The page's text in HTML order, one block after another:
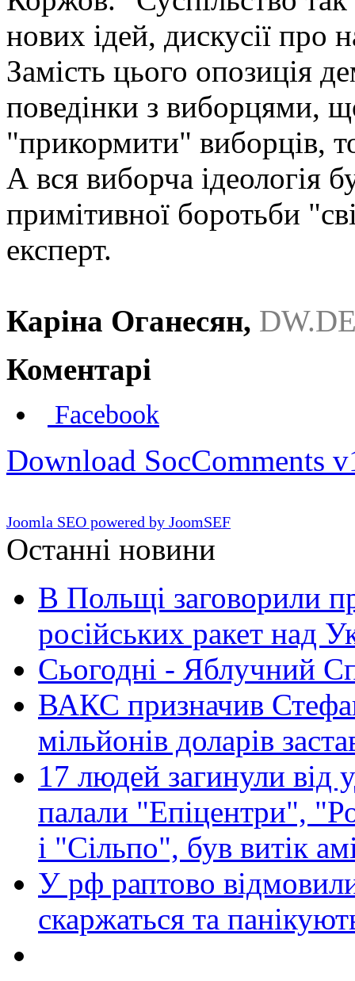
нових ідей, дискусії про
Замість цього опозиція
поведінки з виборцями,
"прикормити" виборців,
А вся виборча ідеологія
примітивної боротьби
експерт.
Каріна Оганесян,
Коментарі
Facebook
Download SocComments
Joomla SEO powered by JoomSEF
Останні новини
В Польщі заговорили
російських ракет над
Сьогодні - Яблучний
ВАКС призначив
мільйонів доларів
17 людей загинули від
палали "Епіцентри",
і "Сільпо", був витік
У рф раптово
скаржаться та